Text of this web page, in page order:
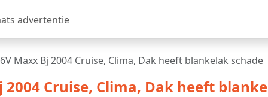
advertentie
Maxx Bj 2004 Cruise, Clima, Dak heeft blankelak schade
2004 Cruise, Clima, Dak heeft